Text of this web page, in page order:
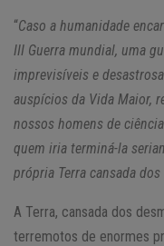
“Caso a humanidade
III Guerra mundial, uma
imprevisíveis e
auspícios da Vida Maior,
nossos homens de
quem iria terminá-la
própria Terra cansada
A Terra, cansada dos
terremotos de enormes